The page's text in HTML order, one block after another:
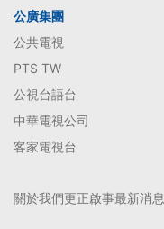
公廣集團
公共電視
PTS TW
公視台語台
中華電視公司
客家電視台
關於我們更正啟事最新消息